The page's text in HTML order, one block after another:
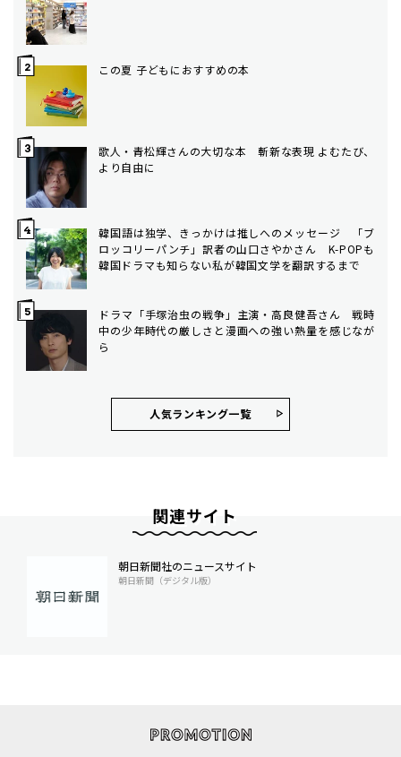
この夏 子どもにおすすめの本
歌人・青松輝さんの大切な本 斬新な表現 よむたび、
より自由に
韓国語は独学、きっかけは推しへのメッセージ 「ブ
ロッコリーパンチ」訳者の山口さやかさん K-POPも
韓国ドラマも知らない私が韓国文学を翻訳するまで
ドラマ「手塚治虫の戦争」主演・高良健吾さん 戦時
中の少年時代の厳しさと漫画への強い熱量を感じなが
ら
人気ランキング⼀覧
関連サイト
朝日新聞社のニュースサイト
朝日新聞（デジタル版）